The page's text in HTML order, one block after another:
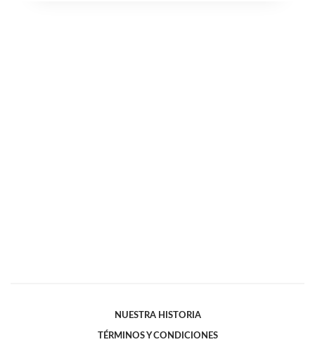
NUESTRA HISTORIA
TÉRMINOS Y CONDICIONES